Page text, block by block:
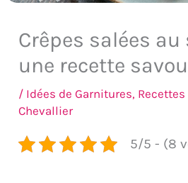
Crêpes salées
une recette
/ Idées de Garnitures,
Chevallier
5/5 - (8